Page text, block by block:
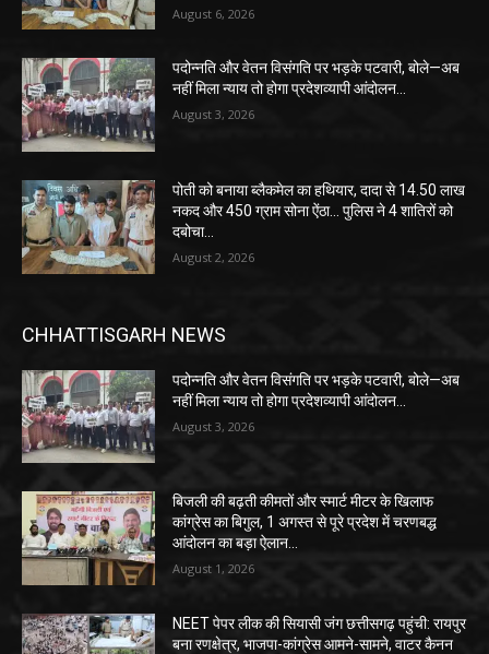
August 6, 2026
पदोन्नति और वेतन विसंगति पर भड़के पटवारी, बोले—अब
नहीं मिला न्याय तो होगा प्रदेशव्यापी आंदोलन…
August 3, 2026
पोती को बनाया ब्लैकमेल का हथियार, दादा से 14.50 लाख
नकद और 450 ग्राम सोना ऐंठा… पुलिस ने 4 शातिरों को
दबोचा…
August 2, 2026
CHHATTISGARH NEWS
पदोन्नति और वेतन विसंगति पर भड़के पटवारी, बोले—अब
नहीं मिला न्याय तो होगा प्रदेशव्यापी आंदोलन…
August 3, 2026
बिजली की बढ़ती कीमतों और स्मार्ट मीटर के खिलाफ
कांग्रेस का बिगुल, 1 अगस्त से पूरे प्रदेश में चरणबद्ध
आंदोलन का बड़ा ऐलान…
August 1, 2026
NEET पेपर लीक की सियासी जंग छत्तीसगढ़ पहुंची: रायपुर
बना रणक्षेत्र, भाजपा-कांग्रेस आमने-सामने, वाटर कैनन